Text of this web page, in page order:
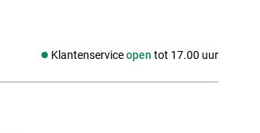
Klantenserviceopen tot 17.00 uur
Social media